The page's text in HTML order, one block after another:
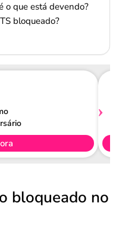
o que está devendo?
bloqueado?
bloqueado no